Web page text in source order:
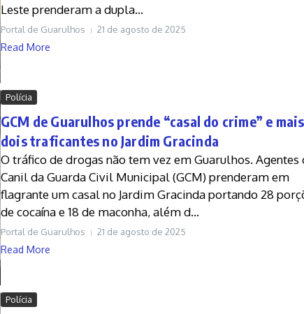
Leste prenderam a dupla...
Portal de Guarulhos 21 de agosto de 2025
Read More
Polícia
GCM de Guarulhos prende “casal do crime” e mais
dois traficantes no Jardim Gracinda
O tráfico de drogas não tem vez em Guarulhos. Agentes
Canil da Guarda Civil Municipal (GCM) prenderam em
flagrante um casal no Jardim Gracinda portando 28
de cocaína e 18 de maconha, além d...
Portal de Guarulhos 21 de agosto de 2025
Read More
Polícia